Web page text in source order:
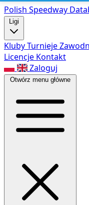
Polish Speedway
Ligi
KlubyTurnieje
Licencje Kontakt
Zaloguj
Otwórz menu główne